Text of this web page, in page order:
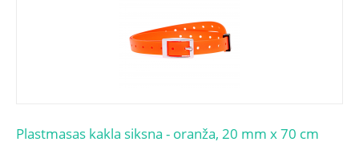
Plastmasas kakla siksna - oranža, 20 mm x 70 cm